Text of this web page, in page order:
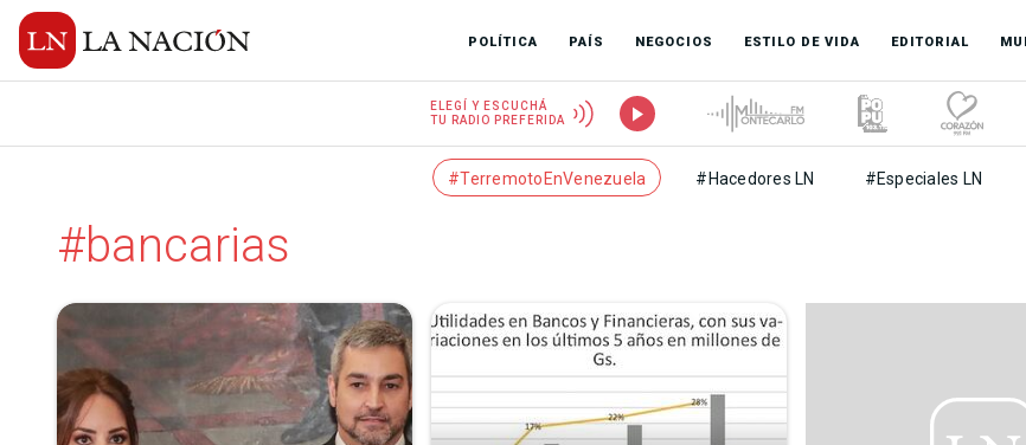
POLÍTICA PAÍS NEGOCIOS ESTILO DE VIDA EDITORIAL
ELEGÍ Y ESCUCHÁ
TU RADIO PREFERIDA
#TerremotoEnVenezuela #Hacedores LN #Especiales LN
#bancarias